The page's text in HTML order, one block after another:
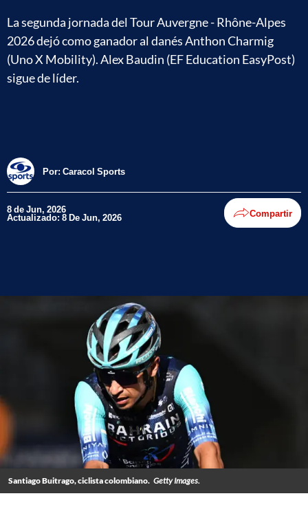
La segunda jornada del Tour Auvergne - Rhône-Alpes
2026 dejó como ganador al danés Anthon Charmig
(Uno X Mobility). Alex Baudin (EF Education EasyPost)
sigue de líder.
Por: Caracol Sports
8 de Jun, 2026
Actualizado: 8 De Jun, 2026 Compartir
Santiago Buitrago, ciclista colombiano. Getty Images.